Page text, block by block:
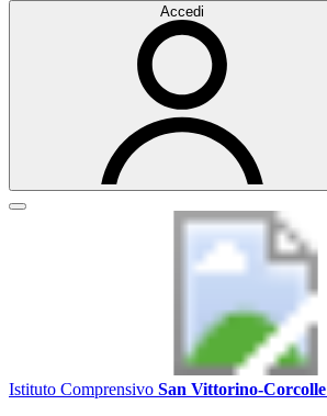
Accedi
Istituto Comprensivo San Vittorino-Corcolle